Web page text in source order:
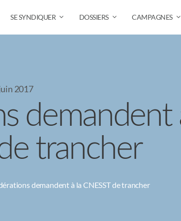
SE SYNDIQUER DOSSIERS CAMPAGNES
2017
demandent
trancher
demandent à la CNESST de trancher